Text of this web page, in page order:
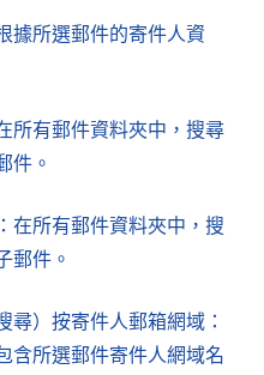
據所選郵件的寄件人資
所有郵件資料夾中，搜尋
件。
：在所有郵件資料夾中，搜
郵件。
搜尋）按寄件人郵箱網域：
含所選郵件寄件人網域名